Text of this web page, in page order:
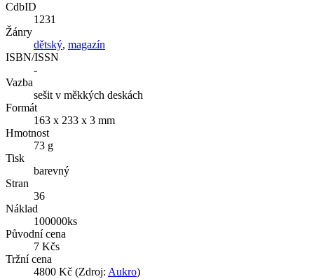
CdbID
1231
Žánry
dětský, magazín
ISBN/ISSN
-
Vazba
sešit v měkkých deskách
Formát
163 x 233 x 3 mm
Hmotnost
73 g
Tisk
barevný
Stran
36
Náklad
100000ks
Původní cena
7 Kčs
Tržní cena
4800 Kč (Zdroj: Aukro)